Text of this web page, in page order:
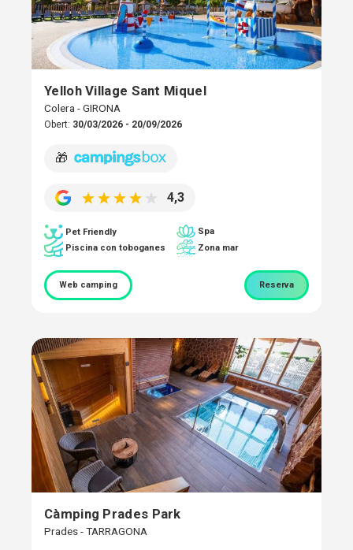
Yelloh Village Sant Miquel
Colera - GIRONA
Obert: 30/03/2026 - 20/09/2026
🎁
4,3
Pet Friendly
Spa
Piscina con toboganes
Zona mar
Web camping Reserva
Càmping Prades Park
Prades - TARRAGONA